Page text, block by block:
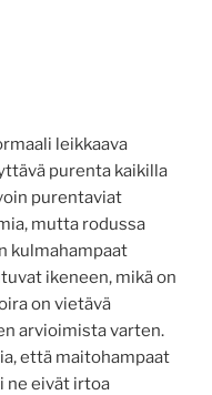
leikkaava
purenta kaikilla
purentaviat
mutta rodussa
kulmahampaat
ikeneen, mikä on
on vietävä
arvioimista varten.
että maitohampaat
ne eivät irtoa